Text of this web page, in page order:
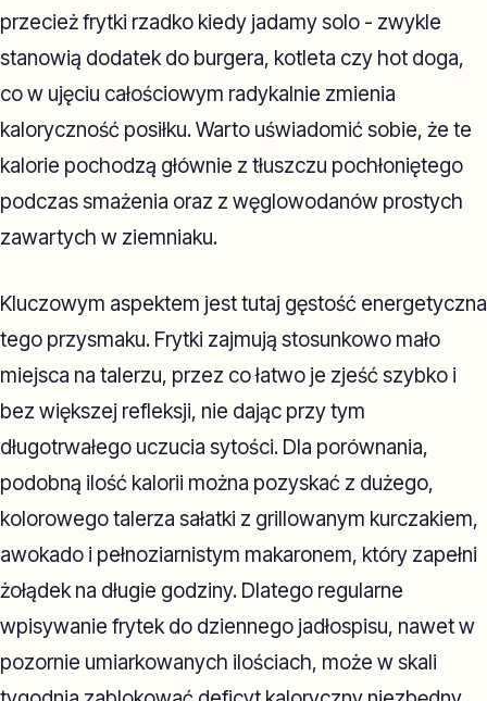
przecież frytki rzadko kiedy jadamy solo - zwykle
stanowią dodatek do burgera, kotleta czy hot doga,
co w ujęciu całościowym radykalnie zmienia
kaloryczność posiłku. Warto uświadomić sobie, że te
kalorie pochodzą głównie z tłuszczu pochłoniętego
podczas smażenia oraz z węglowodanów prostych
zawartych w ziemniaku.
Kluczowym aspektem jest tutaj gęstość energetyczna
tego przysmaku. Frytki zajmują stosunkowo mało
miejsca na talerzu, przez co łatwo je zjeść szybko i
bez większej refleksji, nie dając przy tym
długotrwałego uczucia sytości. Dla porównania,
podobną ilość kalorii można pozyskać z dużego,
kolorowego talerza sałatki z grillowanym kurczakiem,
awokado i pełnoziarnistym makaronem, który zapełni
żołądek na długie godziny. Dlatego regularne
wpisywanie frytek do dziennego jadłospisu, nawet w
pozornie umiarkowanych ilościach, może w skali